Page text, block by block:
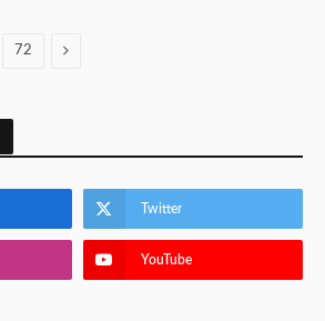
72 Next
Twitter
YouTube